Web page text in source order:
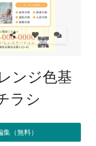
ンジ色基
ラシ
（無料）